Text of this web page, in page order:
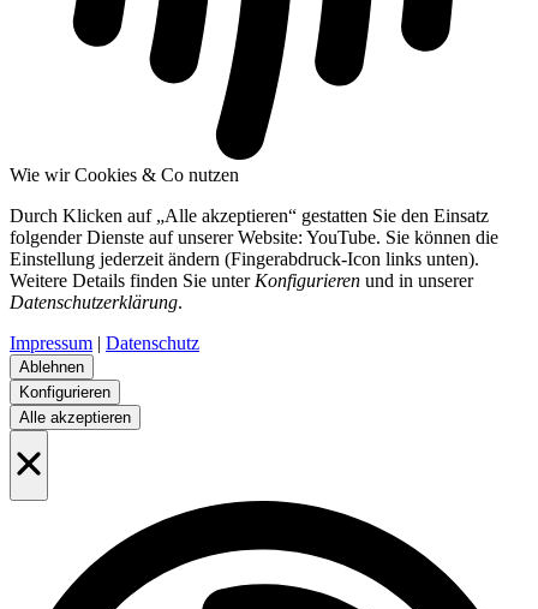
Wie wir Cookies & Co nutzen
Durch Klicken auf „Alle akzeptieren“ gestatten Sie den Einsatz
folgender Dienste auf unserer Website: YouTube. Sie können die
Einstellung jederzeit ändern (Fingerabdruck-Icon links unten).
Weitere Details finden Sie unter Konfigurieren und in unserer
Datenschutzerklärung.
Impressum | Datenschutz
Ablehnen
Konfigurieren
Alle akzeptieren